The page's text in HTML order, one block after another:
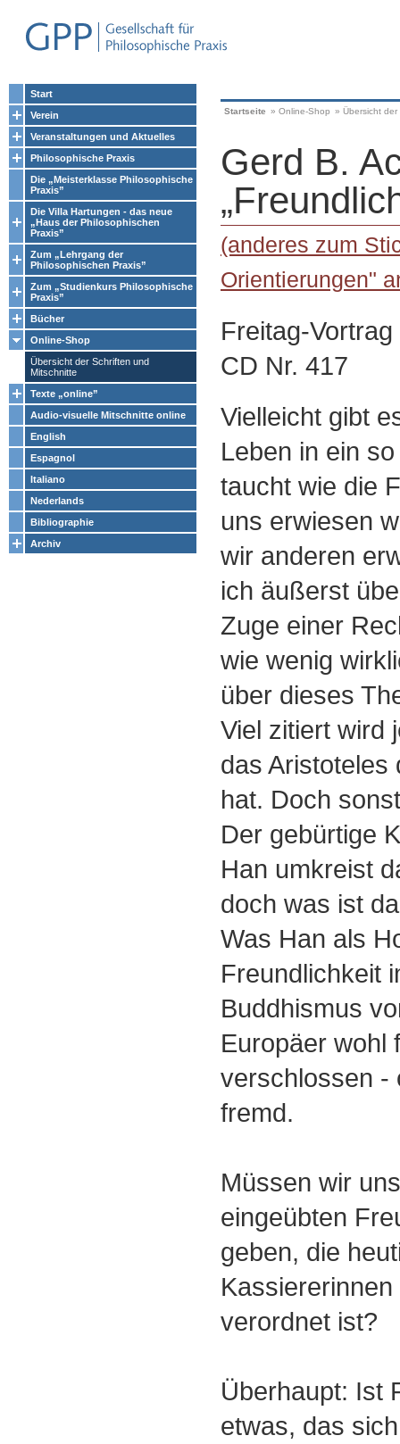
Start
Verein
Veranstaltungen und Aktuelles
Philosophische Praxis
Die „Meisterklasse Philosophische
Praxis”
Die Villa Hartungen - das neue
„Haus der Philosophischen
Praxis”
Zum „Lehrgang der
Philosophischen Praxis”
Zum „Studienkurs Philosophische
Praxis”
Bücher
Online-Shop
Übersicht der Schriften und
Mitschnitte
Texte „online”
Audio-visuelle Mitschnitte online
English
Espagnol
Italiano
Nederlands
Bibliographie
Archiv
Startseite » Online-Shop » Übersicht
Gerd B.
(anderes zum
Orientierungen"
Freitag-
CD Nr. 417
Vielleicht gibt
Leben in ein
taucht wie die
uns erwiesen
wir anderen
ich äußerst
Zuge einer
wie wenig
über dieses
Viel zitiert wird
das Aristoteles
hat. Doch
Der gebürtige
Han umkreist
doch was ist
Was Han als
Freundlichkeit
Buddhismus
Europäer wohl
verschlossen -
fremd.
Müssen wir
eingeübten
geben, die
verordnet ist?
Überhaupt: Ist
etwas, das